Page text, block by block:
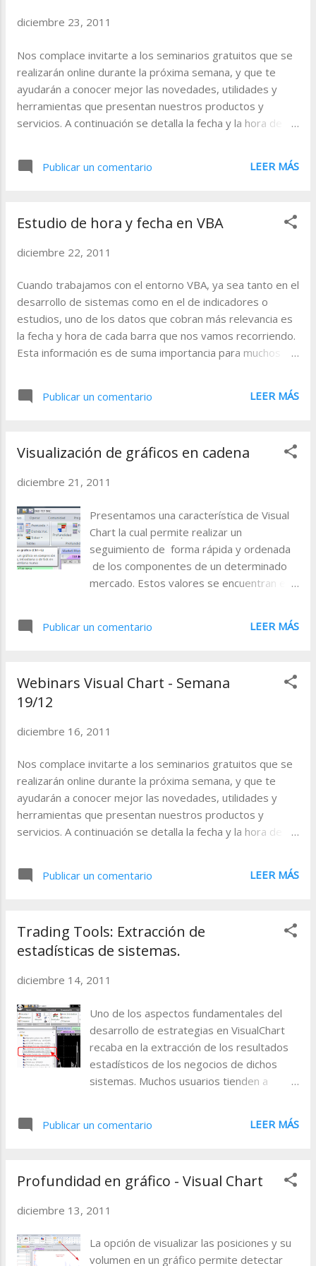
LEJ12 29-01-2012 00:00 LC CME LCJ12
2012 16:00 Los próximos días 2 de
Enero y 16 de Enero ( Martin Luther King
Day ) se verá afectado el funcionamiento
normal de los mercados. Pulse sobre el
nombre del mercado para obtener más
diciembre 23, 2011
Nos complace invitarte a los seminarios gratuitos que se
realizarán online durante la próxima semana, y que te
ayudarán a conocer mejor las novedades, utilidades y
herramientas que presentan nuestros productos y
servicios. A continuación se detalla la fecha y la hora de los
parámetros 28-12-2011 11.30 - 12.30 (GMT + 1:00)
Registrarse En este webinar conocerás el nuevo
busca la combinación de parámetros con los que su
gráficas: Plantillas y enlace de ventanas 29-12-2011
aprenderá a utilizar un grupo de herramientas que le
permitirán reducir el tiempo empleado en el análisis
gráfico. Igualmente le ofrecerán mayor comodidad a la
hora de estudiar un grupo de activos. Cartera: análisis y
valoración de la in...
Publicar un comentario LEER MÁS
Estudio de hora y fecha en VBA
diciembre 22, 2011
Cuando trabajamos con el entorno VBA, ya sea tanto en el
desarrollo de sistemas como en el de indicadores o
estudios, uno de los datos que cobran más relevancia es
la fecha y hora de cada barra que nos vamos recorriendo.
Esta información es de suma importancia para muchos
cerrar las posiciones abiertas en caso de operar en
intradía. 2. Para despreciar días concretos de la
4. Controlar la primera barra de cada sesión. Etcétera.
funciones que nos aportan estos datos: 1. TIMEEX
(sólo para Visual Chart 5) 2. TIME 3. DATE Si
usamos la versión 5 de Visual Chart, disponemos de la
función APP.TIMEEX (Bars...
Publicar un comentario LEER MÁS
Visualización de gráficos en cadena
diciembre 21, 2011
Presentamos una característica de Visual
Chart la cual permite realizar un
seguimiento de forma rápida y ordenada
de los componentes de un determinado
mercado. Estos valores se encuentran en
crea con los activos que sean de su
gráfico cualquiera usando la opción Nuevo
indica en la siguiente imagen, el cual se
encuentra en el menú Gráfico . 3. Elegir la
tabla cu...
Publicar un comentario LEER MÁS
Webinars Visual Chart - Semana
19/12
diciembre 16, 2011
Nos complace invitarte a los seminarios gratuitos que se
realizarán online durante la próxima semana, y que te
ayudarán a conocer mejor las novedades, utilidades y
herramientas que presentan nuestros productos y
servicios. A continuación se detalla la fecha y la hora de los
11.30 - 12.30 (GMT + 1:00) Regitrarse Con este nuevo
servicio, podemos intercambiar información y análisis con
de explorers 20-12-2011 16.30 - 15.30 (GMT + 1:00)
Registrarse En este seminario aprenderás a utilizar y
escanear un conjunto de valores buscando una o varias
características específicas establecidas. Propiedades
gráficas 21-12-2011 11.30 - 12.30 (GMT + 1:00)
Registrarse Descubre las características del potente y
versátil graficador de Visual Chart V (superposición de
gráficos, múltiples tipos de ...
Publicar un comentario LEER MÁS
Trading Tools: Extracción de
estadísticas de sistemas.
diciembre 14, 2011
Uno de los aspectos fundamentales del
desarrollo de estrategias en VisualChart
recaba en la extracción de los resultados
estadísticos de los negocios de dichos
sistemas. Muchos usuarios tienden a
plataformas, como por ejemplo Excel , con
la finalidad de poder realizar estudios
podemos utilizar las nuevas herramientas
VisualChart y utilizarlas desde la interfaz
hacerse con la información relativa a los
Publicar un comentario LEER MÁS
Profundidad en gráfico - Visual Chart
diciembre 13, 2011
La opción de visualizar las posiciones y su
volumen en un gráfico permite detectar